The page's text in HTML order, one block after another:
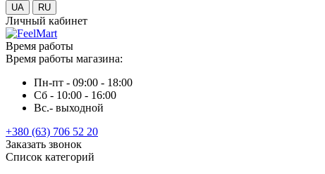
UA
RU
Личный кабинет
Время работы
Время работы магазина:
Пн-пт - 09:00 - 18:00
Сб - 10:00 - 16:00
Вс.- выходной
+380 (63) 706 52 20
Заказать звонок
Список категорий